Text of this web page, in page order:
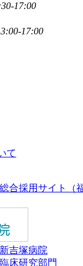
17:00
17:00
て